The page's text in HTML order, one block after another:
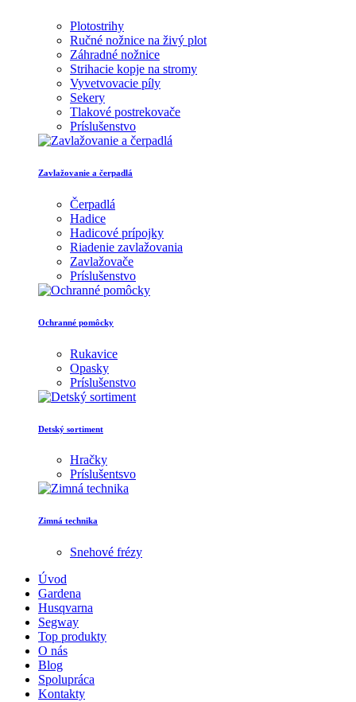
Plotostrihy
Ručné nožnice na živý plot
Záhradné nožnice
Strihacie kopje na stromy
Vyvetvovacie píly
Sekery
Tlakové postrekovače
Príslušenstvo
Zavlažovanie a čerpadlá
Čerpadlá
Hadice
Hadicové prípojky
Riadenie zavlažovania
Zavlažovače
Príslušenstvo
Ochranné pomôcky
Rukavice
Opasky
Príslušenstvo
Detský sortiment
Hračky
Príslušentsvo
Zimná technika
Snehové frézy
Úvod
Gardena
Husqvarna
Segway
Top produkty
O nás
Blog
Spolupráca
Kontakty